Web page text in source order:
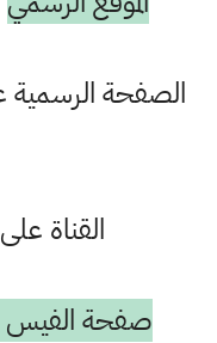
الصفحة الرسمية
القناة على
صفحة الفيس